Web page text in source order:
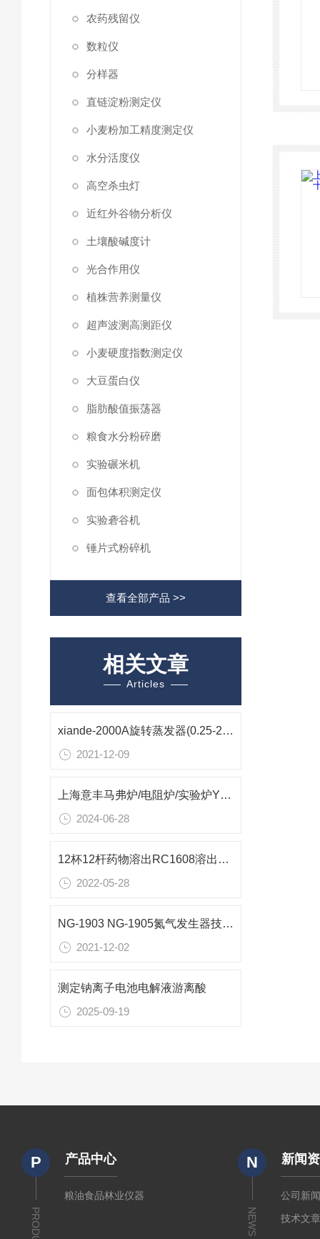
农药残留仪
数粒仪
分样器
直链淀粉测定仪
小麦粉加工精度测定仪
水分活度仪
高空杀虫灯
近红外谷物分析仪
土壤酸碱度计
光合作用仪
植株营养测量仪
超声波测高测距仪
小麦硬度指数测定仪
大豆蛋白仪
脂肪酸值振荡器
粮食水分粉碎磨
实验碾米机
面包体积测定仪
实验砻谷机
锤片式粉碎机
查看全部产品 >>
相关文章
Articles
xiande-2000A旋转蒸发器(0.25-2L)技术参数
2021-12-09
上海意丰马弗炉/电阻炉/实验炉YFX12/10Q-GC参数资料
2024-06-28
12杯12杆药物溶出RC1608溶出试验仪技术参数
2022-05-28
NG-1903 NG-1905氮气发生器技术参数
2021-12-02
测定钠离子电池电解液游离酸
2025-09-19
P 产品中心
粮油食品林业仪器
N
NEWS
新闻
公司新
技术文